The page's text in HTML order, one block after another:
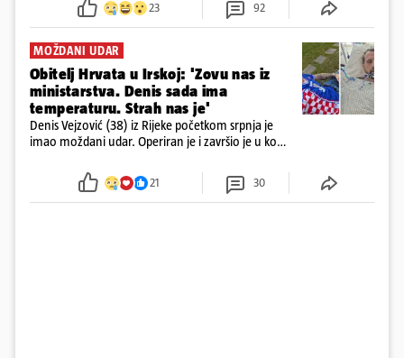
23 92
MOŽDANI UDAR
Obitelj Hrvata u Irskoj: 'Zovu nas iz
ministarstva. Denis sada ima
temperaturu. Strah nas je'
Denis Vejzović (38) iz Rijeke početkom srpnja je
imao moždani udar. Operiran je i završio je u komi.
tamošnji liječnici ne vjeruju u oporavak: 'Imamo
21 30